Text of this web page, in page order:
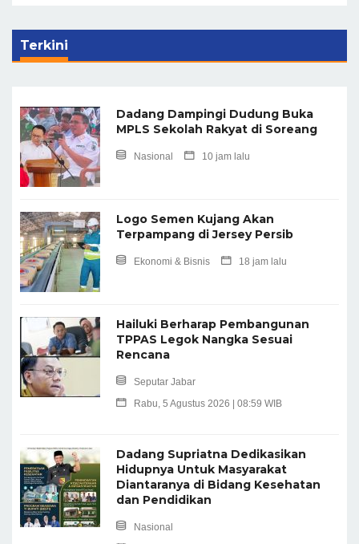
Terkini
Dadang Dampingi Dudung Buka
MPLS Sekolah Rakyat di Soreang
Nasional 10 jam lalu
Logo Semen Kujang Akan
Terpampang di Jersey Persib
Ekonomi & Bisnis 18 jam lalu
Hailuki Berharap Pembangunan
TPPAS Legok Nangka Sesuai
Rencana
Seputar Jabar
Rabu, 5 Agustus 2026 | 08:59 WIB
Dadang Supriatna Dedikasikan
Hidupnya Untuk Masyarakat
Diantaranya di Bidang Kesehatan
dan Pendidikan
Nasional